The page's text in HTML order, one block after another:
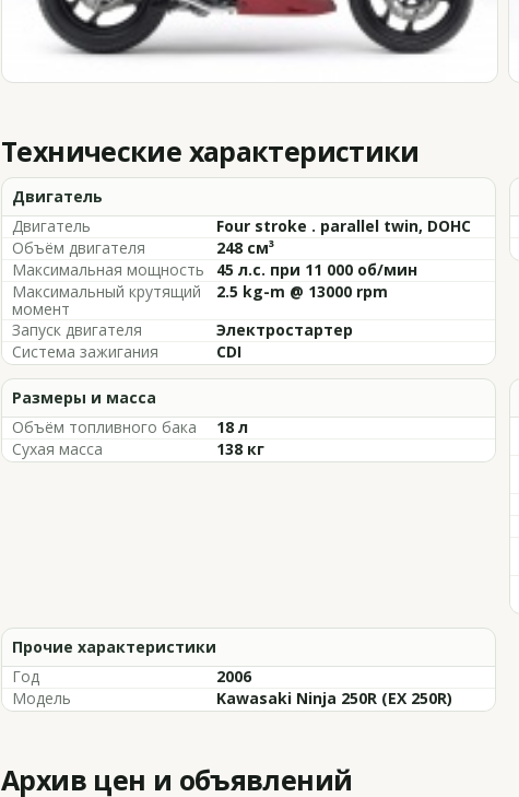
Технические характеристики
Двигатель
Двигатель
Four stroke . parallel twin, DOHC
Объём двигателя
248 см³
Максимальная мощность
45 л.с. при 11 000 об/мин
Максимальный крутящий
момент
2.5 kg-m @ 13000 rpm
Запуск двигателя
Электростартер
Система зажигания
CDI
Размеры и масса
Объём топливного бака
18 л
Сухая масса
138 кг
Прочие характеристики
Год
2006
Модель
Kawasaki Ninja 250R (EX 250R)
Архив цен и объявлений